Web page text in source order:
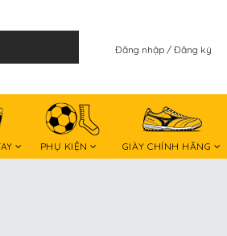
Đăng nhập Đăng ký
PHỤ KIỆN GIÀY CHÍNH HÃNG